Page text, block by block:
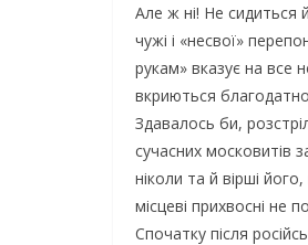
Але ж ні! Не сидиться
чужі і «несвої»
рукам» вказує на все
вкриються
Здавалось би,
сучасних московитів
ніколи та й вірші
місцеві прихвосні
Спочатку після